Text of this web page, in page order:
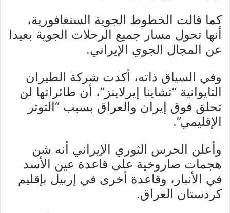
كما قالت الخطوط الجوية السنغافورية،
أنها تحول مسار جميع الرحلات الجوية بعيدا
عن المجال الجوي الإيراني.
وفي السياق ذاته، أكدت شركة الطيران
التايوانية “تشاينا إيرلاينز”، أن طائراتها لن
تحلق فوق إيران والعراق بسبب “التوتر
الإقليمي”.
وأعلن الحرس الثوري الإيراني أنه شن
هجمات صاروخية على قاعدة عين الأسد
في الأنبار، وقاعدة أخرى في إربيل بإقليم
كردستان العراق.